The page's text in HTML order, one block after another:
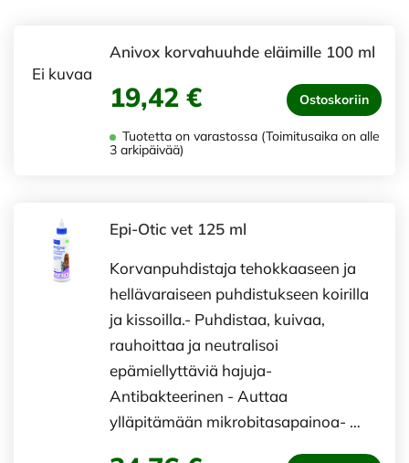
Ei kuvaa
Anivox korvahuuhde eläimille 100 ml
19,42 € Ostoskoriin
Tuotetta on varastossa (Toimitusaika on alle
3 arkipäivää)
Epi-Otic vet 125 ml
Korvanpuhdistaja tehokkaaseen ja
hellävaraiseen puhdistukseen koirilla
ja kissoilla.- Puhdistaa, kuivaa,
rauhoittaa ja neutralisoi
epämiellyttäviä hajuja-
Antibakteerinen - Auttaa
ylläpitämään mikrobitasapainoa- …